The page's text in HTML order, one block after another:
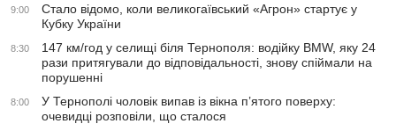
9:00
Стало відомо, коли великогаївський «Агрон» стартує у
Кубку України
8:30
147 км/год у селищі біля Тернополя: водійку BMW, яку 24
рази притягували до відповідальності, знову спіймали на
порушенні
8:00
У Тернополі чоловік випав із вікна п’ятого поверху:
очевидці розповіли, що сталося